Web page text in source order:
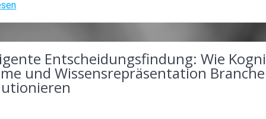
Entscheidungsfindung: Wie
und Wissensrepräsentation